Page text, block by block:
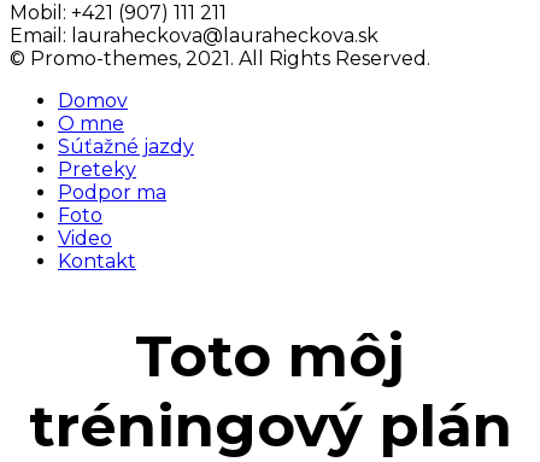
Mobil: +421 (907) 111 211
Email: lauraheckova@lauraheckova.sk
© Promo-themes, 2021. All Rights Reserved.
Domov
O mne
Súťažné jazdy
Preteky
Podpor ma
Foto
Video
Kontakt
Toto môj
tréningový plán